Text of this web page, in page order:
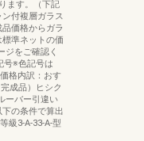
ます。（下記
付複層ガラス
価格からガラ
準ネットの価
ジをご確認く
号※色記号は
格内訳：おす
成品）ヒシク
ーバー引違い
の条件で算出
級3-A-33-A-型